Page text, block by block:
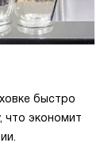
быстро
что экономит